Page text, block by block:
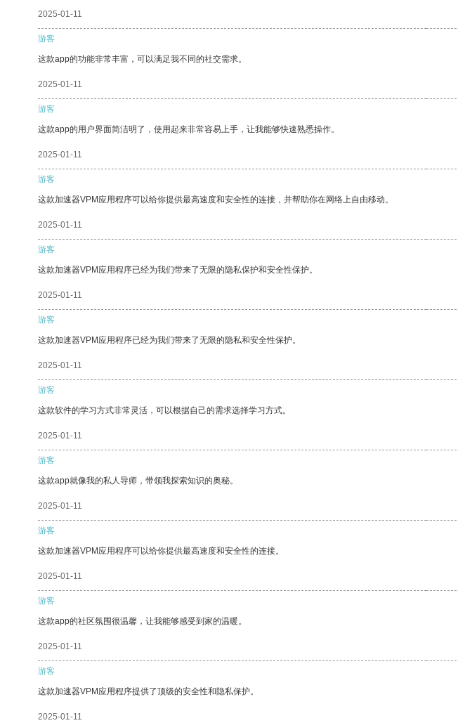
2025-01-11
游客
这款app的功能非常丰富，可以满足我不同的社交需求。
2025-01-11
游客
这款app的用户界面简洁明了，使用起来非常容易上手，让我能够快速熟悉操作。
2025-01-11
游客
这款加速器VPM应用程序可以给你提供最高速度和安全性的连接，并帮助你在网络上自由移动。
2025-01-11
游客
这款加速器VPM应用程序已经为我们带来了无限的隐私保护和安全性保护。
2025-01-11
游客
这款加速器VPM应用程序已经为我们带来了无限的隐私和安全性保护。
2025-01-11
游客
这款软件的学习方式非常灵活，可以根据自己的需求选择学习方式。
2025-01-11
游客
这款app就像我的私人导师，带领我探索知识的奥秘。
2025-01-11
游客
这款加速器VPM应用程序可以给你提供最高速度和安全性的连接。
2025-01-11
游客
这款app的社区氛围很温馨，让我能够感受到家的温暖。
2025-01-11
游客
这款加速器VPM应用程序提供了顶级的安全性和隐私保护。
2025-01-11